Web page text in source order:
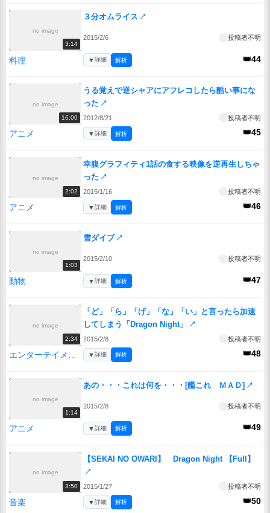
no image
3:14
３分オムライス ↗
2015/2/6 投稿者不明
料理 👑44
▼詳細 解析
no image
16:00
うる覚えで逆シャアにアフレコしたら酷い事にな
った ↗
2012/8/21 投稿者不明
アニメ 👑45
▼詳細 解析
no image
2:02
幸腹グラフィティ1話の食する映像を逆再生しちゃ
った ↗
2015/1/16 投稿者不明
アニメ 👑46
▼詳細 解析
no image
1:03
雪ダイブ ↗
2015/2/10 投稿者不明
動物 👑47
▼詳細 解析
no image
2:34
「ど」「ら」「げ」「な」「い」と言ったら加速
してしまう「Dragon Night」
↗
2015/2/8 投稿者不明
エンターテイメント 👑48
▼詳細 解析
no image
1:14
あの・・・これは何を・・・[艦これ ＭＡＤ] ↗
2015/2/8 投稿者不明
アニメ 👑49
▼詳細 解析
no image
3:50
【SEKAI NO OWARI】 Dragon Night 【Full】
↗
2015/1/27 投稿者不明
音楽 👑50
▼詳細 解析